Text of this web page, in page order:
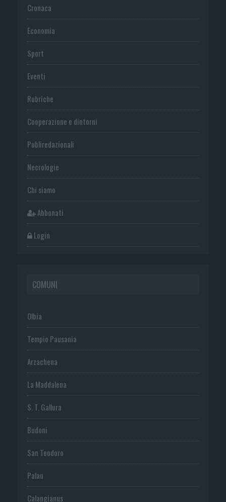
Cronaca
Economia
Sport
Eventi
Rubriche
Cooperazione e dintorni
Publiredazionali
Necrologie
Chi siamo
Abbonati
Login
COMUNI
Olbia
Tempio Pausania
Arzachena
La Maddalena
S. T. Gallura
Budoni
San Teodoro
Palau
Calangianus